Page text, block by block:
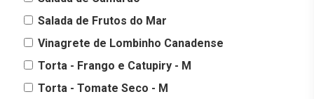
Salada de Frutos do Mar
Vinagrete de Lombinho Canadense
Torta - Frango e Catupiry - M
Torta - Tomate Seco - M